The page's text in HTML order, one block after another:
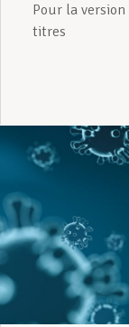
Pour la
titres